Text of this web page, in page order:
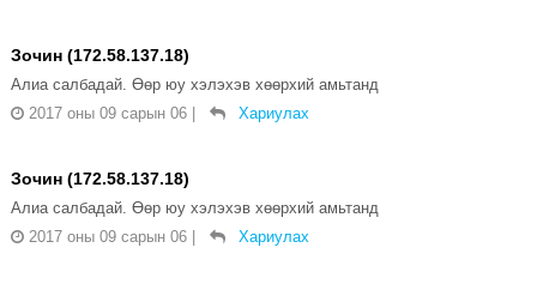
Зочин (172.58.137.18)
Алиа салбадай. Өөр юу хэлэхэв хөөрхий амьтанд
2017 оны 09 сарын 06
Хариулах
Зочин (172.58.137.18)
Алиа салбадай. Өөр юу хэлэхэв хөөрхий амьтанд
2017 оны 09 сарын 06
Хариулах